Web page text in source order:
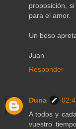
proposición,
para el amor.
Un beso
Juan
Responder
Duna
A todos y
vuestro